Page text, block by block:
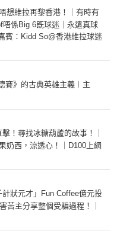
想維拉再黎香港！｜有時有
係Big 6既球迷｜永遠真球
賓：Kidd So@香港維拉球迷
賽》的古典英雄主義︱主
！尋找冰糖葫蘆的故事！｜
奶西，涼透心！｜D100上綱
計狀元才」Fun Coffee億元投
苦主分享整個受騙過程！｜